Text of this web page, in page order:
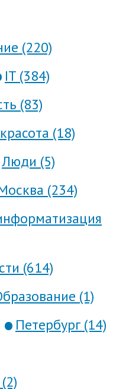
(220)
IT (384)
(83)
красота (18)
Люди (5)
(234)
(614)
(1)
Петербург (14)